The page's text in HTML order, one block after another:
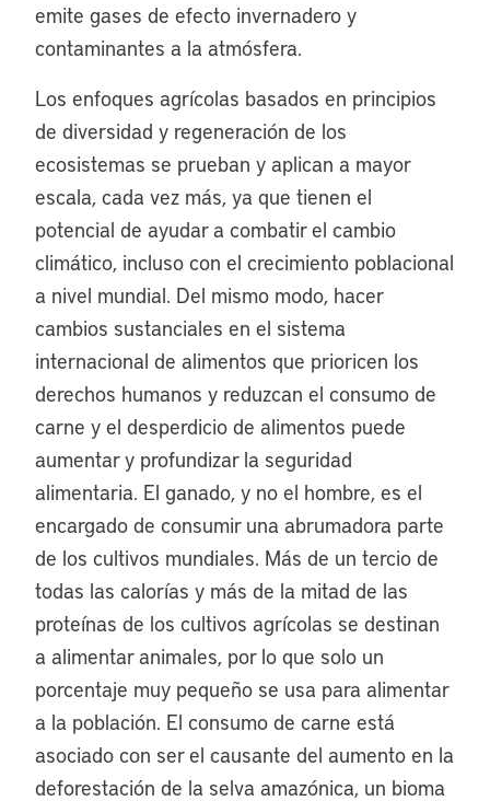
emite gases de efecto invernadero y
contaminantes a la atmósfera.
Los enfoques agrícolas basados en principios
de diversidad y regeneración de los
ecosistemas se prueban y aplican a mayor
escala, cada vez más, ya que tienen el
potencial de ayudar a combatir el cambio
climático, incluso con el crecimiento poblacional
a nivel mundial. Del mismo modo, hacer
cambios sustanciales en el sistema
internacional de alimentos que prioricen los
derechos humanos y reduzcan el consumo de
carne y el desperdicio de alimentos puede
aumentar y profundizar la seguridad
alimentaria. El ganado, y no el hombre, es el
encargado de consumir una abrumadora parte
de los cultivos mundiales. Más de un tercio de
todas las calorías y más de la mitad de las
proteínas de los cultivos agrícolas se destinan
a alimentar animales, por lo que solo un
porcentaje muy pequeño se usa para alimentar
a la población. El consumo de carne está
asociado con ser el causante del aumento en la
deforestación de la selva amazónica, un bioma